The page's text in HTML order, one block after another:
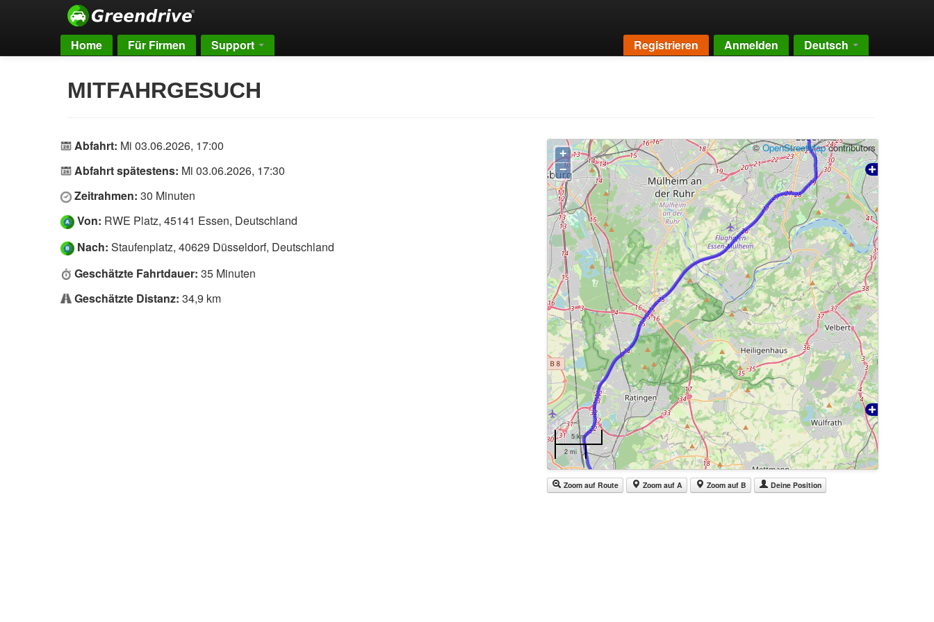
Home Für Firmen Support Registrieren Anmelden Deutsch
MITFAHRGESUCH
Abfahrt: Mi 03.06.2026, 17:00
Abfahrt spätestens: Mi 03.06.2026, 17:30
Zeitrahmen: 30 Minuten
Von: RWE Platz, 45141 Essen, Deutschland
Nach: Staufenplatz, 40629 Düsseldorf, Deutschland
Geschätzte Fahrtdauer: 35 Minuten
Geschätzte Distanz: 34,9 km
+
−
©OpenStreetMapcontributors
5 km
2 mi
Zoom auf Route Zoom auf A Zoom auf B Deine Position